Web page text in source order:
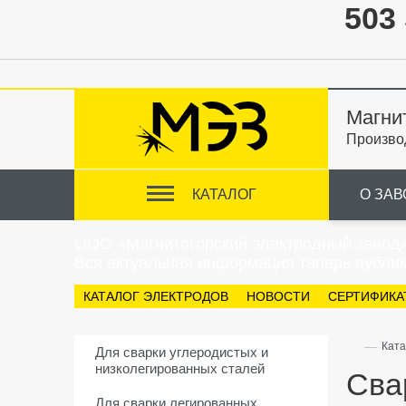
КАТАЛОГ О
КАТАЛОГ ЭЛЕКТРОДОВ НОВОСТИ
Для сварки углеродистых и
низколегированных сталей
Для сварки легированных
—